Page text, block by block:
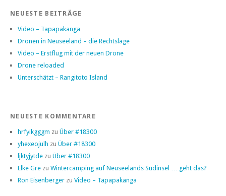
NEUESTE BEITRÄGE
Video – Tapapakanga
Dronen in Neuseeland – die Rechtslage
Video – Erstflug mit der neuen Drone
Drone reloaded
Unterschätzt – Rangitoto Island
NEUESTE KOMMENTARE
hrfyikgggm zu Über #18300
yhexeojulh zu Über #18300
ljktyjytde zu Über #18300
Elke Gre zu Wintercamping auf Neuseelands Südinsel … geht das?
Ron Eisenberger zu Video – Tapapakanga